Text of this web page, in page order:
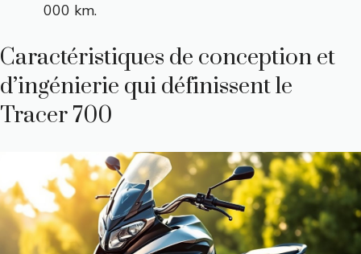
000 km.
Caractéristiques de conception et
d’ingénierie qui définissent le
Tracer 700